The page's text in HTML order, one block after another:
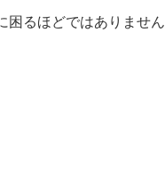
るほどではありません